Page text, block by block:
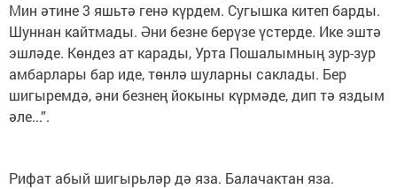
Мин әтине 3 яшьтә генә күрдем. Сугышка китеп барды.
Шуннан кайтмады. Әни безне берүзе үстерде. Ике эштә
эшләде. Көндез ат карады, Урта Пошалымның зур-зур
амбарлары бар иде, төнлә шуларны саклады. Бер
шигыремдә, әни безнең йокыны күрмәде, дип тә яздым
әле...”.
Рифат абый шигырьләр дә яза. Балачактан яза.